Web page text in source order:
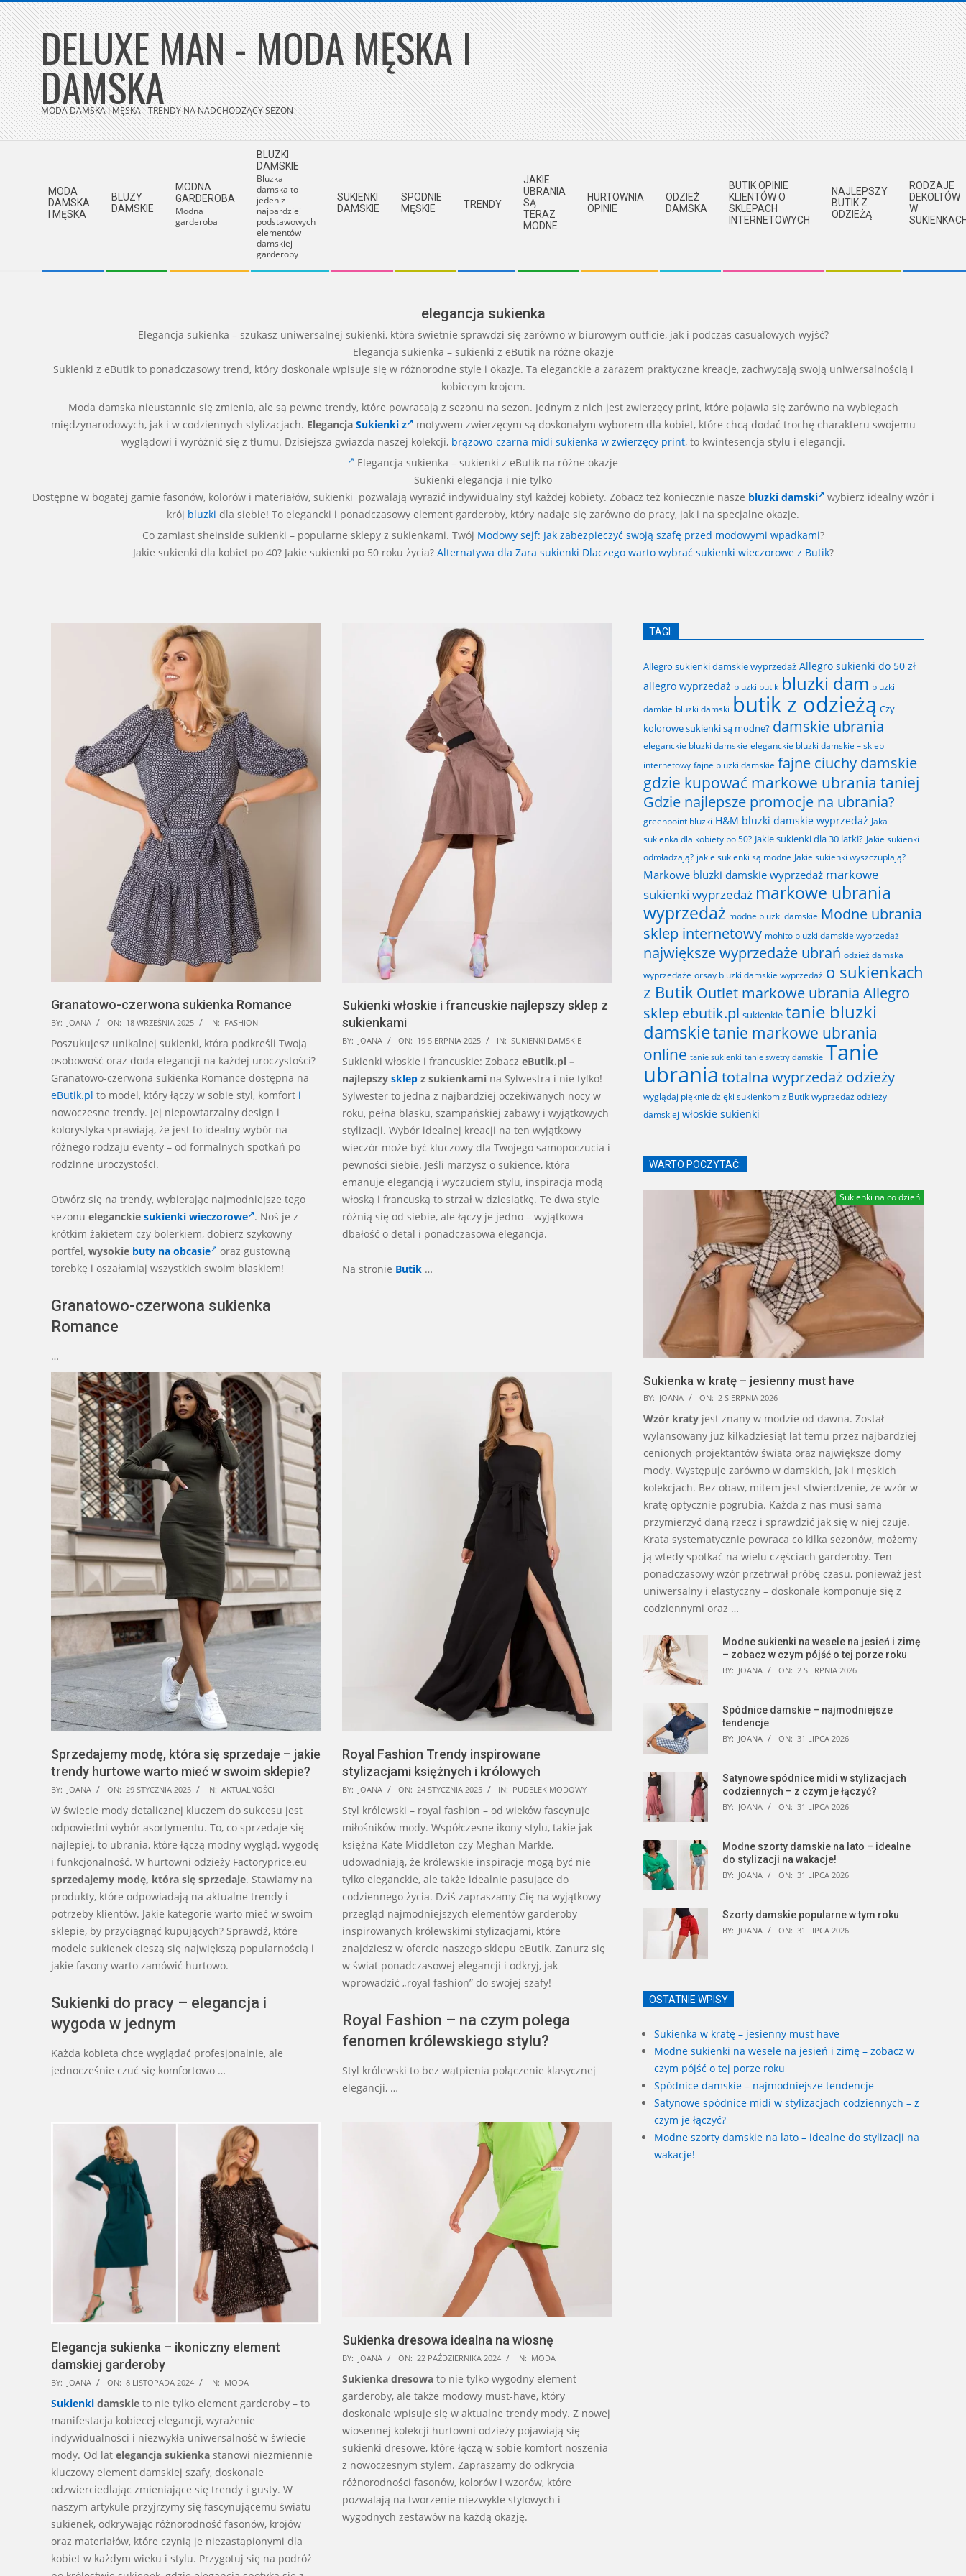
Skip
to
content DELUXE MAN - MODA MĘSKA I
DAMSKA
MODA DAMSKA I MĘSKA - TRENDY NA NADCHODZĄCY SEZON
MODA
DAMSKA
I MĘSKA
BLUZY
DAMSKIE
MODNA
GARDEROBA
Modna
garderoba
BLUZKI
DAMSKIE
Bluzka
damska to
jeden z
najbardziej
podstawowych
elementów
damskiej
garderoby
SUKIENKI
DAMSKIE
SPODNIE
MĘSKIE
TRENDY
JAKIE
UBRANIA
SĄ
TERAZ
MODNE
HURTOWNIA
OPINIE
ODZIEŻ
DAMSKA
BUTIK OPINIE
KLIENTÓW O
SKLEPACH
INTERNETOWYCH
NAJLEPSZY
BUTIK Z
ODZIEŻĄ
RODZAJE
DEKOLTÓW
W
elegancja sukienka
Elegancja sukienka – szukasz uniwersalnej sukienki, która świetnie sprawdzi się zarówno w biurowym outficie, jak i podczas casualowych wyjść?
Elegancja sukienka – sukienki z eButik na różne okazje
Sukienki z eButik to ponadczasowy trend, który doskonale wpisuje się w różnorodne style i okazje. Ta eleganckie a zarazem praktyczne kreacje, zachwycają swoją uniwersalnością i
kobiecym krojem.
Moda damska nieustannie się zmienia, ale są pewne trendy, które powracają z sezonu na sezon. Jednym z nich jest zwierzęcy print, które pojawia się zarówno na wybiegach
międzynarodowych, jak i w codziennych stylizacjach. Elegancja Sukienki z motywem zwierzęcym są doskonałym wyborem dla kobiet, które chcą dodać trochę charakteru swojemu
wyglądowi i wyróżnić się z tłumu. Dzisiejsza gwiazda naszej kolekcji, brązowo-czarna midi sukienka w zwierzęcy print, to kwintesencja stylu i elegancji.
Elegancja sukienka – sukienki z eButik na różne okazje
Sukienki elegancja i nie tylko
Dostępne w bogatej gamie fasonów, kolorów i materiałów, sukienki pozwalają wyrazić indywidualny styl każdej kobiety. Zobacz też koniecznie nasze bluzki damski wybierz idealny wzór i
krój bluzki dla siebie! To elegancki i ponadczasowy element garderoby, który nadaje się zarówno do pracy, jak i na specjalne okazje.
Co zamiast sheinside sukienki – popularne sklepy z sukienkami. Twój Modowy sejf: Jak zabezpieczyć swoją szafę przed modowymi wpadkami?
Jakie sukienki dla kobiet po 40? Jakie sukienki po 50 roku życia? Alternatywa dla Zara sukienki Dlaczego warto wybrać sukienki wieczorowe z Butik?
Granatowo-czerwona sukienka Romance
2025-
09-
18
BY: JOANA ON: 18 WRZEŚNIA 2025 IN: FASHION
Poszukujesz unikalnej sukienki, która podkreśli Twoją
osobowość oraz doda elegancji na każdej uroczystości?
Granatowo-czerwona sukienka Romance dostępna na
eButik.pl to model, który łączy w sobie styl, komfort i
nowoczesne trendy. Jej niepowtarzalny design i
kolorystyka sprawiają, że jest to idealny wybór na
różnego rodzaju eventy – od formalnych spotkań po
rodzinne uroczystości.
Otwórz się na trendy, wybierając najmodniejsze tego
sezonu eleganckie sukienki wieczorowe . Noś je z
krótkim żakietem czy bolerkiem, dobierz szykowny
portfel, wysokie buty na obcasie
oraz gustowną
torebkę i oszałamiaj wszystkich swoim blaskiem!
Granatowo-czerwona sukienka
Romance
…
Sukienki włoskie i francuskie najlepszy sklep z
sukienkami
2025-
08-
19
BY: JOANA ON: 19 SIERPNIA 2025 IN: SUKIENKI DAMSKIE
Sukienki włoskie i francuskie: Zobacz eButik.pl –
najlepszy sklep z sukienkami na Sylwestra i nie tylko!
Sylwester to jedna z najbardziej oczekiwanych nocy w
roku, pełna blasku, szampańskiej zabawy i wyjątkowych
stylizacji. Wybór idealnej kreacji na ten wyjątkowy
wieczór może być kluczowy dla Twojego samopoczucia i
pewności siebie. Jeśli marzysz o sukience, która
emanuje elegancją i wyczuciem stylu, inspiracja modą
włoską i francuską to strzał w dziesiątkę. Te dwa style
różnią się od siebie, ale łączy je jedno – wyjątkowa
dbałość o detal i ponadczasowa elegancja.
Na stronie Butik …
Sprzedajemy modę, która się sprzedaje – jakie
trendy hurtowe warto mieć w swoim sklepie?
2025-
01-
29
BY: JOANA ON: 29 STYCZNIA 2025 IN: AKTUALNOŚCI
W świecie mody detalicznej kluczem do sukcesu jest
odpowiedni wybór asortymentu. To, co sprzedaje się
najlepiej, to ubrania, które łączą modny wygląd, wygodę
i funkcjonalność. W hurtowni odzieży Factoryprice.eu
sprzedajemy modę, która się sprzedaje. Stawiamy na
produkty, które odpowiadają na aktualne trendy i
potrzeby klientów. Jakie kategorie warto mieć w swoim
sklepie, by przyciągnąć kupujących? Sprawdź, które
modele sukienek cieszą się największą popularnością i
jakie fasony warto zamówić hurtowo.
Sukienki do pracy – elegancja i
wygoda w jednym
Każda kobieta chce wyglądać profesjonalnie, ale
jednocześnie czuć się komfortowo …
Royal Fashion Trendy inspirowane
stylizacjami księżnych i królowych
2025-
01-
24
BY: JOANA ON: 24 STYCZNIA 2025 IN: PUDELEK MODOWY
Styl królewski – royal fashion – od wieków fascynuje
miłośników mody. Współczesne ikony stylu, takie jak
księżna Kate Middleton czy Meghan Markle,
udowadniają, że królewskie inspiracje mogą być nie
tylko eleganckie, ale także idealnie pasujące do
codziennego życia. Dziś zapraszamy Cię na wyjątkowy
przegląd najmodniejszych elementów garderoby
inspirowanych królewskimi stylizacjami, które
znajdziesz w ofercie naszego sklepu eButik. Zanurz się
w świat ponadczasowej elegancji i odkryj, jak
wprowadzić „royal fashion” do swojej szafy!
Royal Fashion – na czym polega
fenomen królewskiego stylu?
Styl królewski to bez wątpienia połączenie klasycznej
elegancji, …
Elegancja sukienka – ikoniczny element
damskiej garderoby
2024-
11-
BY: JOANA ON: 8 LISTOPADA 2024 IN: MODA
Sukienki damskie to nie tylko element garderoby – to
manifestacja kobiecej elegancji, wyrażenie
indywidualności i niezwykła uniwersalność w świecie
mody. Od lat elegancja sukienka stanowi niezmiennie
kluczowy element damskiej szafy, doskonale
odzwierciedlając zmieniające się trendy i gusty. W
naszym artykule przyjrzymy się fascynującemu światu
sukienek, odkrywając różnorodność fasonów, krojów
oraz materiałów, które czynią je niezastąpionymi dla
kobiet w każdym wieku i stylu. Przygotuj się na podróż
Sukienka dresowa idealna na wiosnę
2024-
10-
22
BY: JOANA ON: 22 PAŹDZIERNIKA 2024 IN: MODA
Sukienka dresowa to nie tylko wygodny element
garderoby, ale także modowy must-have, który
doskonale wpisuje się w aktualne trendy mody. Z nowej
wiosennej kolekcji hurtowni odzieży pojawiają się
sukienki dresowe, które łączą w sobie komfort noszenia
z nowoczesnym stylem. Zapraszamy do odkrycia
różnorodności fasonów, kolorów i wzorów, które
pozwalają na tworzenie niezwykle stylowych i
wygodnych zestawów na każdą okazję.
TAGI:
Allegro sukienki damskie wyprzedaż Allegro sukienki do 50 zł
allegro wyprzedaż bluzki butik bluzki dam bluzki
damkie bluzki damski butik z odzieżą Czy
kolorowe sukienki są modne? damskie ubrania
eleganckie bluzki damskie eleganckie bluzki damskie – sklep
internetowy fajne bluzki damskie fajne ciuchy damskie
gdzie kupować markowe ubrania taniej
Gdzie najlepsze promocje na ubrania?
greenpoint bluzki H&M bluzki damskie wyprzedaż Jaka
sukienka dla kobiety po 50? Jakie sukienki dla 30 latki? Jakie sukienki
odmładzają? jakie sukienki są modne Jakie sukienki wyszczuplają?
Markowe bluzki damskie wyprzedaż markowe
sukienki wyprzedaż markowe ubrania
wyprzedaż modne bluzki damskie Modne ubrania
sklep internetowy mohito bluzki damskie wyprzedaż
największe wyprzedaże ubrań odzież damska
wyprzedaże orsay bluzki damskie wyprzedaż o sukienkach
z Butik Outlet markowe ubrania Allegro
sklep ebutik.pl sukienkie tanie bluzki
damskietanie markowe ubrania
online tanie sukienki tanie swetry damskie Tanie
ubrania totalna wyprzedaż odzieży
wyglądaj pięknie dzięki sukienkom z Butik wyprzedaż odzieży
damskiej włoskie sukienki
WARTO POCZYTAĆ:
Sukienki na co dzień
Sukienka w kratę – jesienny must have
BY: JOANA ON: 2 SIERPNIA 2026
Wzór kraty jest znany w modzie od dawna. Został
wylansowany już kilkadziesiąt lat temu przez najbardziej
cenionych projektantów świata oraz największe domy
mody. Występuje zarówno w damskich, jak i męskich
kolekcjach. Bez obaw, mitem jest stwierdzenie, że wzór w
kratę optycznie pogrubia. Każda z nas musi sama
przymierzyć daną rzecz i sprawdzić jak się w niej czuje.
Krata systematycznie powraca co kilka sezonów, możemy
ją wtedy spotkać na wielu częściach garderoby. Ten
ponadczasowy wzór przetrwał próbę czasu, ponieważ jest
uniwersalny i elastyczny – doskonale komponuje się z
codziennymi oraz …
Modne sukienki na wesele na jesień i zimę
– zobacz w czym pójść o tej porze roku
BY: JOANA ON: 2 SIERPNIA 2026
Spódnice damskie – najmodniejsze
tendencje
BY: JOANA ON: 31 LIPCA 2026
Satynowe spódnice midi w stylizacjach
codziennych – z czym je łączyć?
BY: JOANA ON: 31 LIPCA 2026
Modne szorty damskie na lato – idealne
do stylizacji na wakacje!
BY: JOANA ON: 31 LIPCA 2026
Szorty damskie popularne w tym roku
BY: JOANA ON: 31 LIPCA 2026
OSTATNIE WPISY
Sukienka w kratę – jesienny must have
Modne sukienki na wesele na jesień i zimę – zobacz w
czym pójść o tej porze roku
Spódnice damskie – najmodniejsze tendencje
Satynowe spódnice midi w stylizacjach codziennych – z
czym je łączyć?
Modne szorty damskie na lato – idealne do stylizacji na
wakacje!